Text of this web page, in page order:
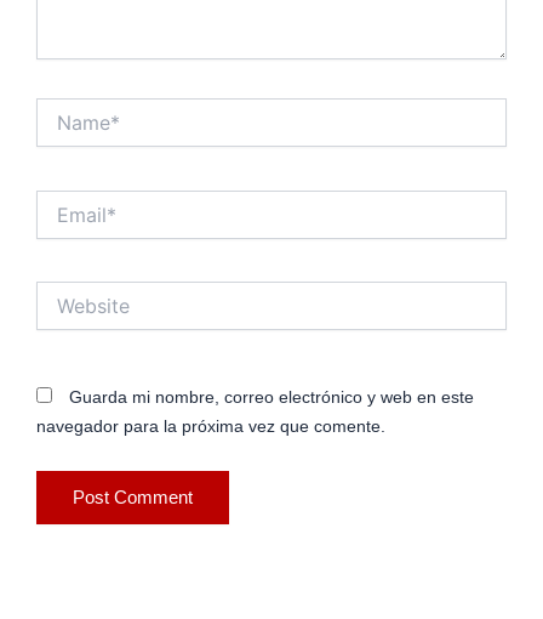
Guarda mi nombre, correo electrónico y web en este
navegador para la próxima vez que comente.